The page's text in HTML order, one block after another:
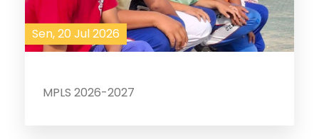
Sen, 20 Jul 2026
MPLS 2026-2027